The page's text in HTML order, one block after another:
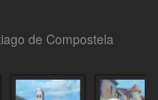
de Compostela